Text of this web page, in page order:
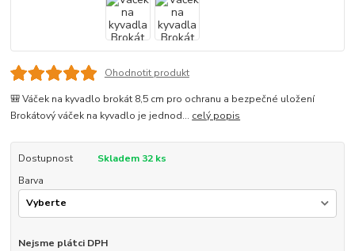
Ohodnotit produkt
🎒 Váček na kyvadlo brokát 8,5 cm pro ochranu a bezpečné uložení
Brokátový váček na kyvadlo je jednod... celý popis
Dostupnost
Skladem 32 ks
Barva
Nejsme plátci DPH